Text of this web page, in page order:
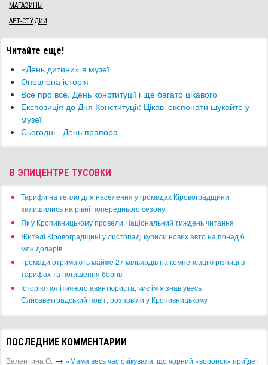
МАГАЗИНЫ
АРТ-СТУДИИ
Читайте еще!
«День дитини» в музеї
Оновлена історія
Все про все: День конституції і ще багато цікавого
Експозиція до Дня Конституції: Цікаві експонати шукайте у
музеї
Сьогодні - День прапора
В ЭПИЦЕНТРЕ ТУСОВКИ
​Тарифи на тепло для населення у громадах Кіровоградщини
залишились на рівні попереднього сезону
​Як у Кропивницькому провели Національний тиждень читання
​Жителі Кіровоградщині у листопаді купили нових авто на понад 6
млн доларів
​Громади отримають майже 27 мільярдів на компенсацію різниці в
тарифах та погашення боргів
Історію політичного авантюриста, чиє ім’я знав увесь
Єлисаветградський повіт, розповіли у Кропивницькому
ПОСЛЕДНИЕ КОММЕНТАРИИ
Валентина О. → «Мама весь час очікувала, що чорний «воронок» приїде і